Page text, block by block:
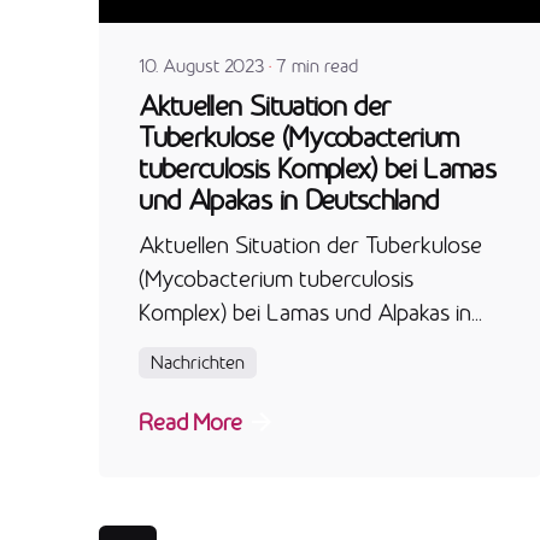
10. August 2023 7 min read
Aktuellen Situation der
Tuberkulose (Mycobacterium
tuberculosis Komplex) bei Lamas
und Alpakas in Deutschland
Aktuellen Situation der Tuberkulose
(Mycobacterium tuberculosis
Komplex) bei Lamas und Alpakas in...
Nachrichten
Read More